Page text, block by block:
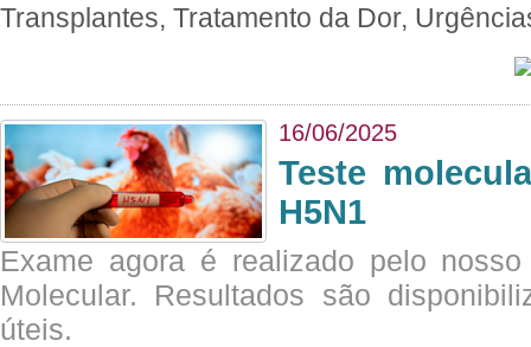
Transplantes, Tratamento da Dor,
16/06/2025
Teste
H5N1
Exame agora é realizado pelo
Molecular. Resultados são
úteis.